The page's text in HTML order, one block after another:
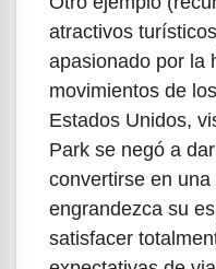
atractivos
apasionado por la
movimientos de
Estados Unidos,
Park se negó a
convertirse en
engrandezca su
satisfacer